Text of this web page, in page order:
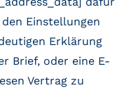
Einstellungen
Erklärung
Brief, oder eine E-
Vertrag zu